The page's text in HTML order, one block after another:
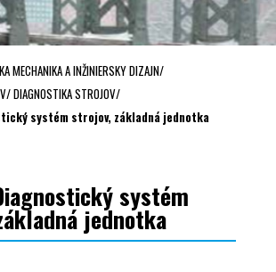
MECHANIKA A INŽINIERSKY DIZAJN/
/DIAGNOSTIKA STROJOV/
systém strojov, základná jednotka
systém
jednotka